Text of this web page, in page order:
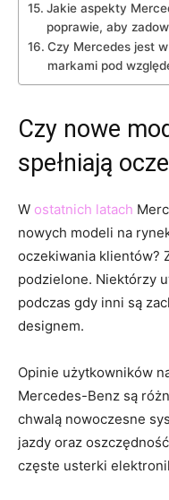
Jakie aspekty
poprawie, aby‌
Czy ⁢Mercedes jest
markami ⁢pod
Czy nowe
spełniają
W ostatnich latach
nowych modeli na
oczekiwania klientów?
podzielone.⁤ Niektórzy
podczas gdy inni są
designem.
Opinie użytkowników
Mercedes-Benz ‍są
‌chwalą ‌nowoczesne
jazdy oraz
częste usterki‍